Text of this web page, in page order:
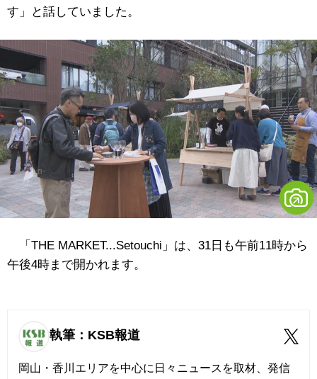
す」と話していました。
「THE MARKET...Setouchi」は、31日も午前11時から
午後4時まで開かれます。
執筆：KSB報道
岡山・香川エリアを中心に日々ニュースを取材、発信